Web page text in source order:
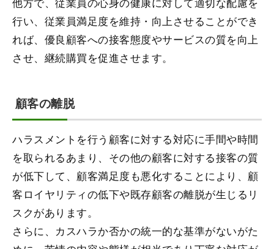
行い、従業員満足度を維持・向上させることができ
れば、優良顧客への接客態度やサービスの質を向上
させ、継続購買を促進させます。
顧客の離脱
ハラスメントを行う顧客に対する対応に手間や時間
を取られるあまり、その他の顧客に対する接客の質
が低下して、顧客満足度も悪化することにより、顧
客ロイヤリティの低下や既存顧客の離脱が生じるリ
スクがあります。
さらに、カスハラか否かの統一的な基準がないがた